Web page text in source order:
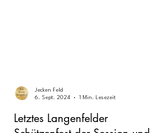
6. Sept. 2024
1 Min. Lesezeit